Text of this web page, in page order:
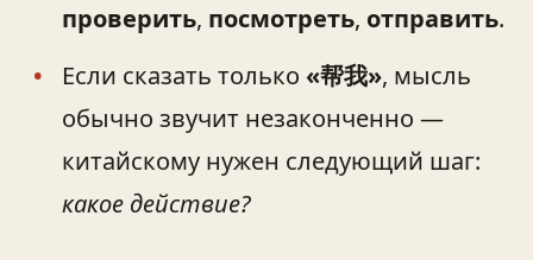
проверить, посмотреть, отправить.
Если сказать только «帮我», мысль
обычно звучит незаконченно —
китайскому нужен следующий шаг:
какое действие?